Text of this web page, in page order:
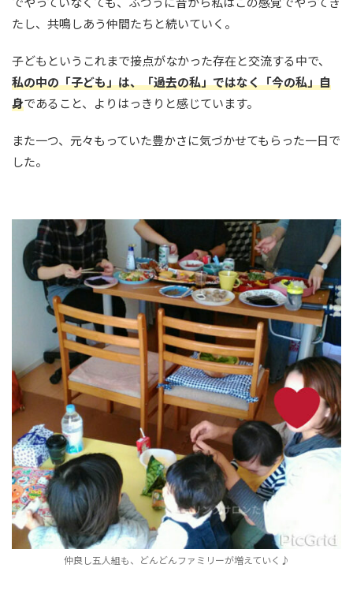
たし、共鳴しあう仲間たちと続いていく。
子どもというこれまで接点がなかった存在と交流する中で、
私の中の「子ども」は、「過去の私」ではなく「今の私」自
身であること、よりはっきりと感じています。
また一つ、元々もっていた豊かさに気づかせてもらった一日で
した。
仲良し五人組も、どんどんファミリーが増えていく♪